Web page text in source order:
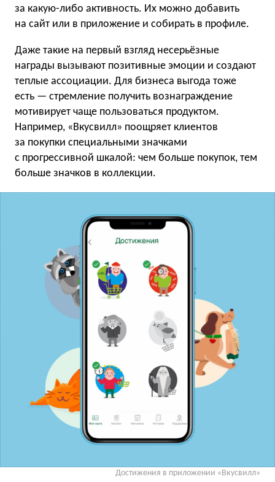
за какую-либо активность. Их можно добавить
на сайт или в приложение и собирать в профиле.
Даже такие на первый взгляд несерьёзные
награды вызывают позитивные эмоции и создают
теплые ассоциации. Для бизнеса выгода тоже
есть — стремление получить вознаграждение
мотивирует чаще пользоваться продуктом.
Например, «Вкусвилл» поощряет клиентов
за покупки специальными значками
с прогрессивной шкалой: чем больше покупок, тем
больше значков в коллекции.
Достижения в приложении «Вкусвилл»